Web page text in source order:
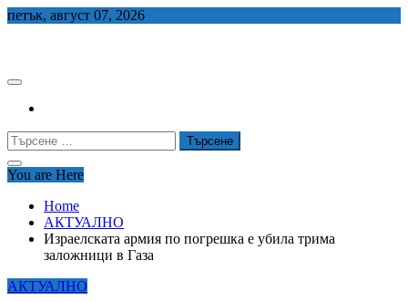
Skip
петък, август 07, 2026
Търсене
за:
You are Here
Home
АКТУАЛНО
Израелската армия по погрешка е убила трима
заложници в Газа
АКТУАЛНО